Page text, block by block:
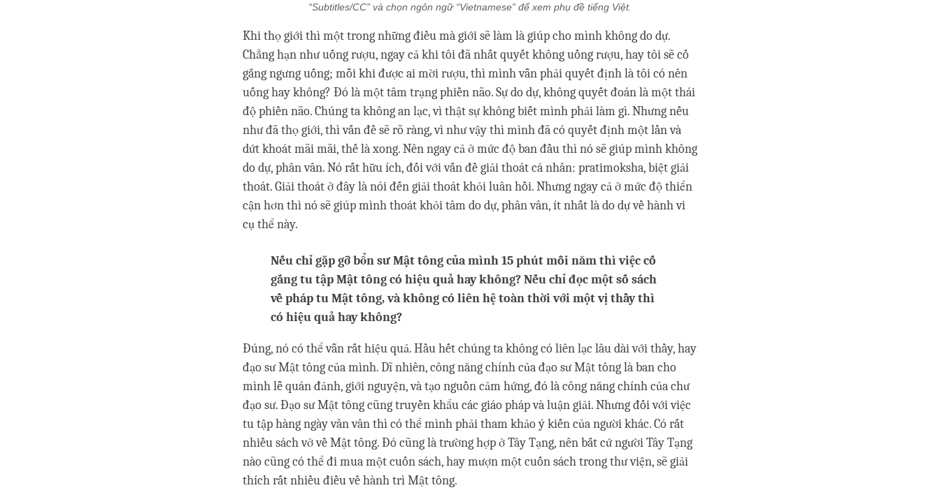
“Subtitles/CC” và chọn ngôn ngữ “Vietnamese” để xem phụ đề tiếng Việt.
Khi thọ giới thì một trong những điều mà giới sẽ làm là giúp cho mình không do dự.
Chẳng hạn như uống rượu, ngay cả khi tôi đã nhất quyết không uống rượu, hay tôi sẽ cố
gắng ngưng uống; mỗi khi được ai mời rượu, thì mình vẫn phải quyết định là tôi có nên
uống hay không? Đó là một tâm trạng phiền não. Sự do dự, không quyết đoán là một thái
độ phiền não. Chúng ta không an lạc, vì thật sự không biết mình phải làm gì. Nhưng nếu
như đã thọ giới, thì vấn đề sẽ rõ ràng, vì như vậy thì mình đã có quyết định một lần và
dứt khoát mãi mãi, thế là xong. Nên ngay cả ở mức độ ban đầu thì nó sẽ giúp mình không
do dự, phân vân. Nó rất hữu ích, đối với vấn đề giải thoát cá nhân: pratimoksha, biệt giải
thoát. Giải thoát ở đây là nói đến giải thoát khỏi luân hồi. Nhưng ngay cả ở mức độ thiển
cận hơn thì nó sẽ giúp mình thoát khỏi tâm do dự, phân vân, ít nhất là do dự về hành vi
cụ thể này.
Nếu chỉ gặp gỡ bổn sư Mật tông của mình 15 phút mỗi năm thì việc cố
gắng tu tập Mật tông có hiệu quả hay không? Nếu chỉ đọc một số sách
về pháp tu Mật tông, và không có liên hệ toàn thời với một vị thầy thì
có hiệu quả hay không?
Đúng, nó có thể vẫn rất hiệu quả. Hầu hết chúng ta không có liên lạc lâu dài với thầy, hay
đạo sư Mật tông của mình. Dĩ nhiên, công năng chính của đạo sư Mật tông là ban cho
mình lễ quán đảnh, giới nguyện, và tạo nguồn cảm hứng, đó là công năng chính của chư
đạo sư. Đạo sư Mật tông cũng truyền khẩu các giáo pháp và luận giải. Nhưng đối với việc
tu tập hàng ngày vân vân thì có thể mình phải tham khảo ý kiến của người khác. Có rất
nhiều sách vở về Mật tông. Đó cũng là trường hợp ở Tây Tạng, nên bất cứ người Tây Tạng
nào cũng có thể đi mua một cuốn sách, hay mượn một cuốn sách trong thư viện, sẽ giải
thích rất nhiều điều về hành trì Mật tông.